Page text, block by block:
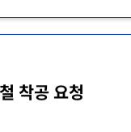
착공 요청